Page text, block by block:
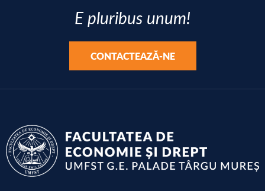
E pluribus unum!
CONTACTEAZĂ-NE